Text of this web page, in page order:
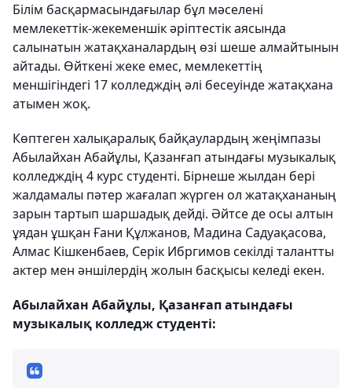
Білім басқармасындағылар бұл мәселені
мемлекеттік-жекеменшік әріптестік аясында
салынатын жатақханалардың өзі шеше алмайтынын
айтады. Өйткені жеке емес, мемлекеттің
меншігіндегі 17 колледждің әлі бесеуінде жатақхана
атымен жоқ.
Көптеген халықаралық байқаулардың жеңімпазы
Абылайхан Абайұлы, Қазанғап атындағы музыкалық
колледждің 4 курс студенті. Бірнеше жылдан бері
жалдамалы пәтер жағалап жүрген ол жатақхананың
зарын тартып шаршадық дейді. Әйтсе де осы алтын
ұядан ұшқан Ғани Құлжанов, Мадина Садуақасова,
Алмас Кішкенбаев, Серік Ибргимов секілді талантты
актер мен әншілердің жолын басқысы келеді екен.
Абылайхан Абайұлы, Қазанғап атындағы
музыкалық колледж студенті: